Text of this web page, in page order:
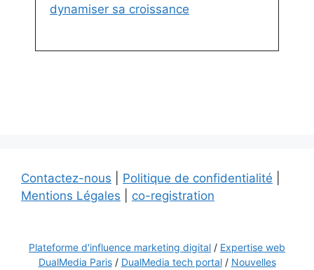
dynamiser sa croissance
Contactez-nous Politique de confidentialité
Mentions Légales
co-registration
Plateforme d'influence marketing digital / Expertise web
DualMedia Paris/ DualMedia tech portal/ Nouvelles